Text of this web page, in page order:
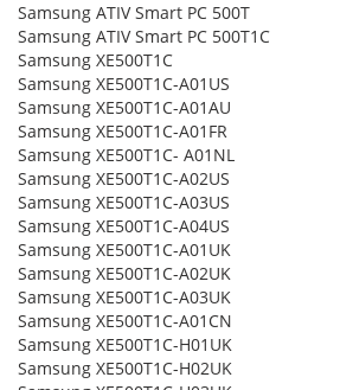
Samsung ATIV Smart PC 500T
Samsung ATIV Smart PC 500T1C
Samsung XE500T1C
Samsung XE500T1C-A01US
Samsung XE500T1C-A01AU
Samsung XE500T1C-A01FR
Samsung XE500T1C- A01NL
Samsung XE500T1C-A02US
Samsung XE500T1C-A03US
Samsung XE500T1C-A04US
Samsung XE500T1C-A01UK
Samsung XE500T1C-A02UK
Samsung XE500T1C-A03UK
Samsung XE500T1C-A01CN
Samsung XE500T1C-H01UK
Samsung XE500T1C-H02UK